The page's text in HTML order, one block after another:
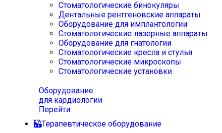
Стоматологические бинокуляры
Дентальные рентгеновские аппараты
Оборудование для имплантологии
Стоматологические лазерные аппараты
Оборудование для гнатологии
Стоматологические кресла и стулья
Стоматологические микроскопы
Стоматологические установки
Оборудование
для кардиологии
Перейти
Терапевтическое оборудование